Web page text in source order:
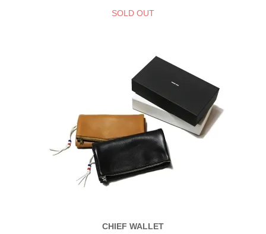
SOLD OUT
CHIEF WALLET